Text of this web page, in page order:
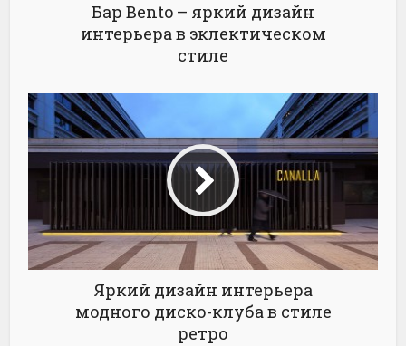
Бар Bento – яркий дизайн
интерьера в эклектическом
стиле
Яркий дизайн интерьера
модного диско-клуба в стиле
ретро